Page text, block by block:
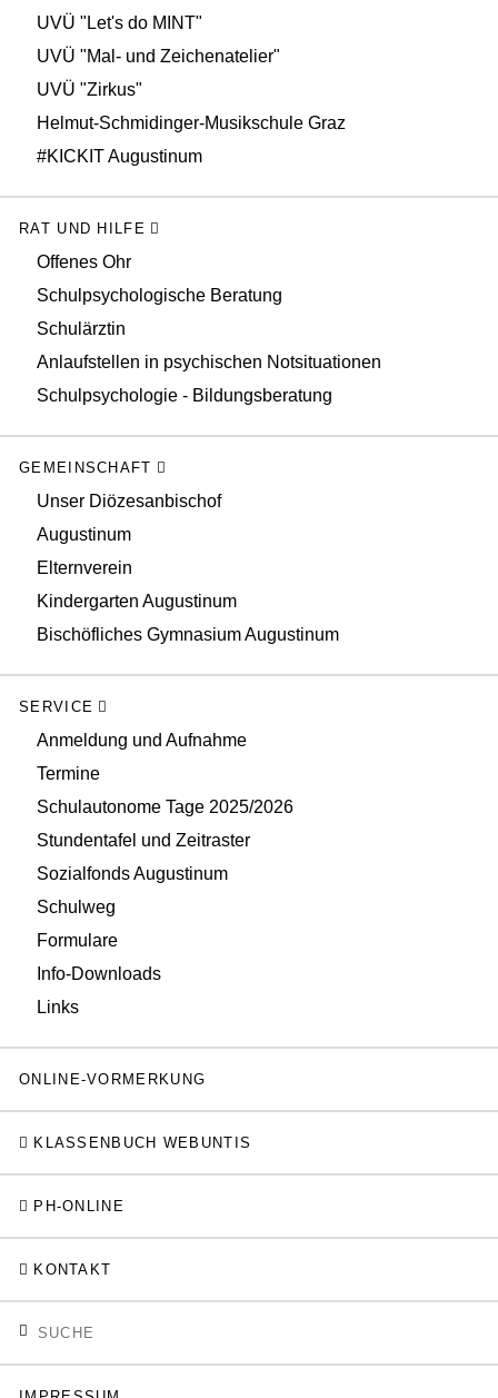
UVÜ "Let's do MINT"
UVÜ "Mal- und Zeichenatelier"
UVÜ "Zirkus"
Helmut-Schmidinger-Musikschule Graz
#KICKIT Augustinum
RAT UND HILFE
Offenes Ohr
Schulpsychologische Beratung
Schulärztin
Anlaufstellen in psychischen Notsituationen
Schulpsychologie - Bildungsberatung
GEMEINSCHAFT
Unser Diözesanbischof
Augustinum
Elternverein
Kindergarten Augustinum
Bischöfliches Gymnasium Augustinum
SERVICE
Anmeldung und Aufnahme
Termine
Schulautonome Tage 2025/2026
Stundentafel und Zeitraster
Sozialfonds Augustinum
Schulweg
Formulare
Info-Downloads
Links
ONLINE-VORMERKUNG
KLASSENBUCH WEBUNTIS
PH-ONLINE
KONTAKT